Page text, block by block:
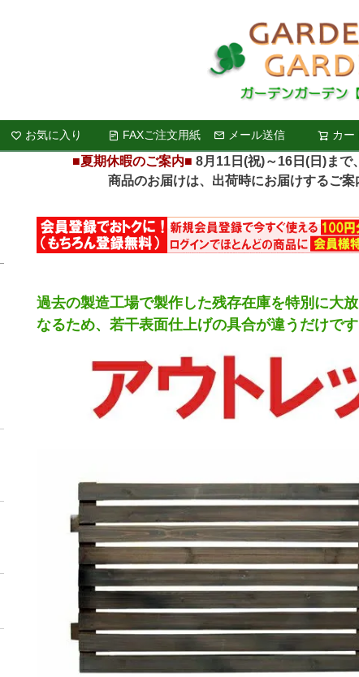
お気に入り FAXご注文用紙 メール送信 カー
■夏期休暇のご案内■ 8月11日(祝)～16日(日)まで
商品のお届けは、出荷時にお届けするご案内
過去の製造工場で製作した残存在庫を特別に大
なるため、若干表面仕上げの具合が違うだけで